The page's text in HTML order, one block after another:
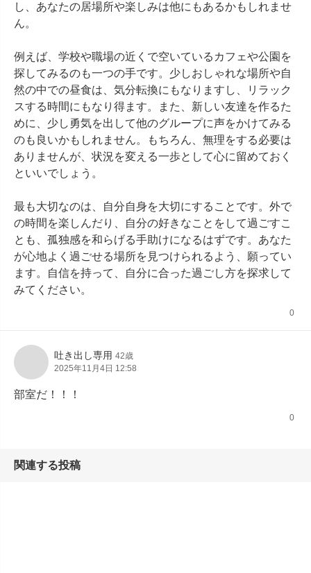
し、あなたの居場所や楽しみは他にもあるかもしれませ
ん。
例えば、学校や職場の近くで空いているカフェや公園を
探してみるのも一つの手です。少しおしゃれな場所や自
然の中での昼食は、気分転換にもなりますし、リラック
スする時間にもなり得ます。また、新しい友達を作るた
めに、少し勇気を出して他のグループに声をかけてみる
のも良いかもしれません。もちろん、無理をする必要は
ありませんが、状況を変える一歩として心に留めておく
といいでしょう。
最も大切なのは、自分自身を大切にすることです。外で
の時間を楽しんだり、自分の好きなことをして過ごすこ
とも、孤独感を和らげる手助けになるはずです。あなた
が心地よく過ごせる場所を見つけられるよう、願ってい
ます。自信を持って、自分に合った過ごし方を探求して
みてください。
0
吐き出し専用 42歳
2025年11月4日 12:58
部室だ！！！
0
関連する投稿